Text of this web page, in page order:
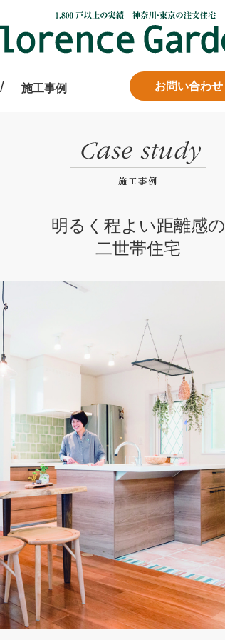
施工事例 お問い合わせ
明るく程よい距離感の
二世帯住宅